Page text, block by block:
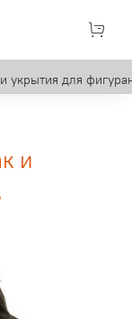
укрытия для
и